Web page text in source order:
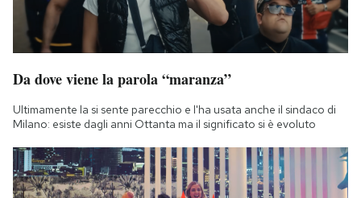
Da dove viene la parola “maranza”
Ultimamente la si sente parecchio e l'ha usata anche il sindaco di
Milano: esiste dagli anni Ottanta ma il significato si è evoluto